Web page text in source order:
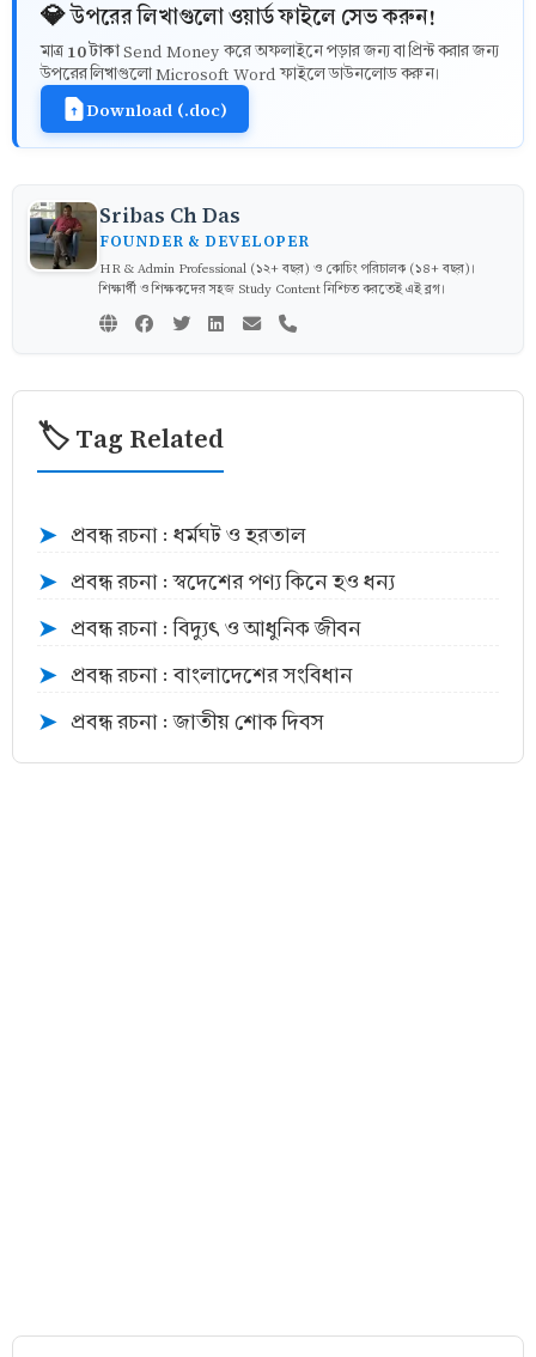
💎 উপরের লিখাগুলো ওয়ার্ড ফাইলে সেভ করুন!
মাত্র 10 টাকাSend Money করে অফলাইনে পড়ার জন্য বা প্রিন্ট করার জন্য
উপরের লিখাগুলো Microsoft Word ফাইলে ডাউনলোড করুন।
Download (.doc)
Sribas Ch Das
FOUNDER & DEVELOPER
HR & Admin Professional (১২+ বছর) ও কোচিং পরিচালক (১৪+ বছর)।
শিক্ষার্থী ও শিক্ষকদের সহজ Study Content নিশ্চিত করতেই এই ব্লগ।
🏷️ Tag Related
➤ প্রবন্ধ রচনা : ধর্মঘট ও হরতাল
➤ প্রবন্ধ রচনা : স্বদেশের পণ্য কিনে হও ধন্য
➤ প্রবন্ধ রচনা : বিদ্যুৎ ও আধুনিক জীবন
➤ প্রবন্ধ রচনা : বাংলাদেশের সংবিধান
➤ প্রবন্ধ রচনা : জাতীয় শোক দিবস